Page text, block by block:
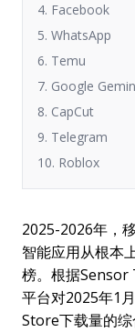
4. Facebook
5. WhatsApp
6. Temu
7. Google
8. CapCut
9. Telegram
10. Roblox
2025-2026年，
智能应用从根本
榜。根据
平台对2025年1
Store下载量的